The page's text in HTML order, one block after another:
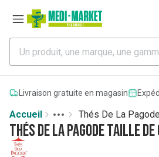
Livraison gratuite en magasin
Accueil
More
Toggle menu
Thés De La
Thés De La Pagode Taille De